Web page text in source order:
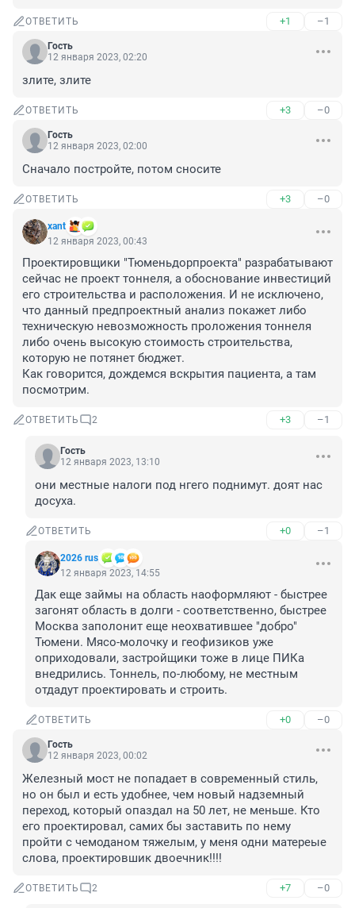
ОТВЕТИТЬ +1 –1
Гость
12 января 2023, 02:20
злите, злите
ОТВЕТИТЬ +3 –0
Гость
12 января 2023, 02:00
Сначало постройте, потом сносите
ОТВЕТИТЬ +3 –0
xant
12 января 2023, 00:43
Проектировщики "Тюменьдорпроекта" разрабатывают
сейчас не проект тоннеля, а обоснование инвестиций
его строительства и расположения. И не исключено,
что данный предпроектный анализ покажет либо
техническую невозможность проложения тоннеля
либо очень высокую стоимость строительства,
которую не потянет бюджет.
Как говорится, дождемся вскрытия пациента, а там
посмотрим.
ОТВЕТИТЬ 2 +3 –1
Гость
12 января 2023, 13:10
они местные налоги под нгего поднимут. доят нас
досуха.
ОТВЕТИТЬ +0 –1
2026 rus
12 января 2023, 14:55
Дак еще займы на область наоформляют - быстрее
загонят область в долги - соответственно, быстрее
Москва заполонит еще неохватившее "добро"
Тюмени. Мясо-молочку и геофизиков уже
оприходовали, застройщики тоже в лице ПИКа
внедрились. Тоннель, по-любому, не местным
отдадут проектировать и строить.
ОТВЕТИТЬ +0 –0
Гость
12 января 2023, 00:02
Железный мост не попадает в современный стиль,
но он был и есть удобнее, чем новый надземный
переход, который опаздал на 50 лет, не меньше. Кто
его проектировал, самих бы заставить по нему
пройти с чемоданом тяжелым, у меня одни матереые
слова, проектировшик двоечник!!!!
ОТВЕТИТЬ 2 +7 –0